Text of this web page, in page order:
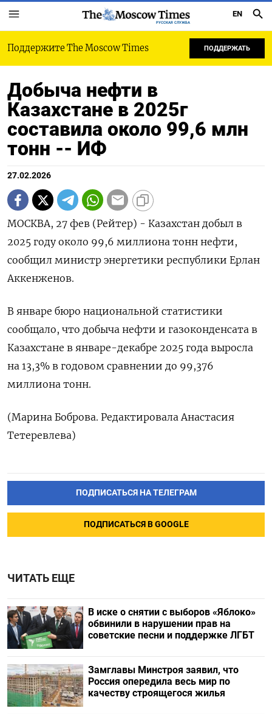
РУССКАЯ СЛУЖБА
EN
Поддержите The Moscow Times ПОДДЕРЖАТЬ
Добыча нефти в
Казахстане в 2025г
составила около 99,6 млн
тонн -- ИФ
27.02.2026
МОСКВА, 27 фев (Рейтер) - Казахстан ‌добыл в
2025 ​году около 99,6 ​миллиона ​тонн ⁠нефти,
‌сообщил ‌министр энергетики республики Ерлан ​
Аккенженов.
В ‌январе бюро ​национальной статистики
‌сообщало, что добыча нефти и ​гaзоконденсaтa ​в
‌Казахстане ​в январе-декабре 2025 года выросла
на 13,3% в ​годовом ⁠сравнении до 99,376
‌миллиона ‌тонн.
(Марина Боброва. ​Редактировала Анастасия
‌Тетеревлева)
ПОДПИСАТЬСЯ НА ТЕЛЕГРАМ
ПОДПИСАТЬСЯ В GOOGLE
ЧИТАТЬ ЕЩЕ
В иске о снятии с выборов «Яблоко»
обвинили в нарушении прав на
советские песни и поддержке ЛГБТ
Замглавы Минстроя заявил, что
Россия опередила весь мир по
качеству строящегося жилья